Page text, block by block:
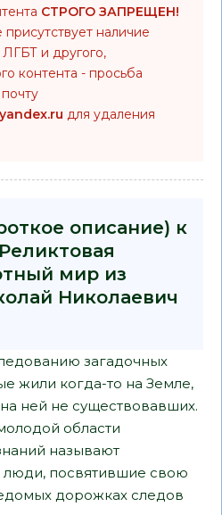
СТРОГО ЗАПРЕЩЕН!
присутствует наличие
и другого,
контента - просьба
для удаления
описание) к
мир из
Николаевич
загадочных
жили когда-то на Земле,
ней не существовавших.
области
называют
люди, посвятившие свою
дорожках следов